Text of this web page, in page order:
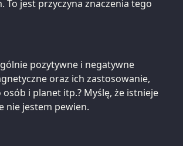
To jest przyczyna znaczenia tego
pozytywne i negatywne
oraz ich zastosowanie,
i planet itp.? Myślę, że istnieje
nie jestem pewien.